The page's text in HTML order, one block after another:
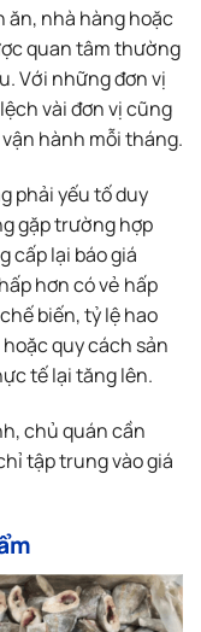
ăn, nhà hàng hoặc
quan tâm thường
Với những đơn vị
vài đơn vị cũng
hành mỗi tháng.
phải yếu tố duy
gặp trường hợp
cấp lại báo giá
hơn có vẻ hấp
biến, tỷ lệ hao
quy cách sản
tế lại tăng lên.
chủ quán cần
tập trung vào giá